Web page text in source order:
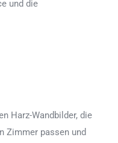
und die
Harz-Wandbilder, die
Zimmer passen und